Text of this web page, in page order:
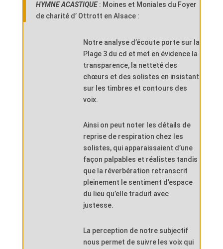
HYMNE ACASTIQUE: Moines et Moniales du Foyer
de charité d’ Ottrott en Alsace :
Notre analyse d’écoute porte sur la
Plage 3 du cd et met en évidence la
transparence, la netteté des
chœurs et des solistes en insistant
sur les timbres et contours des
voix.
Ainsi on peut noter les détails de
reprise de respiration chez les
solistes, qui apparaissaient d’une
façon palpables et réalistes tandis
que la réverbération retranscrit
pleinement le sentiment d’espace
du lieu qu’elle traduit avec
justesse.
La perception de notre subjectif
nous permet de suivre les voix qui